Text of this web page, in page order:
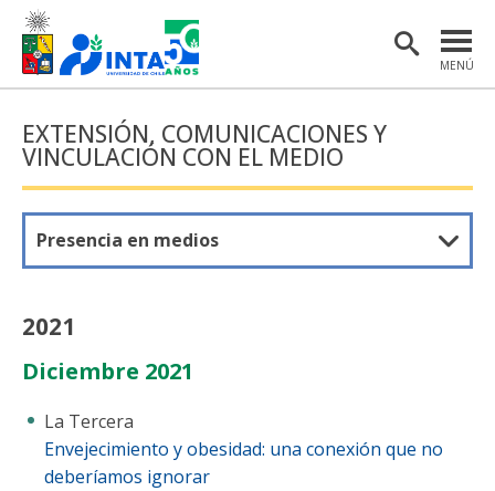
MENÚ
INSTITUTO
INVESTIGACIÓN
Estudiantes
Académicas/os
EXTENSIÓN, COMUNICACIONES Y
VINCULACIÓN CON EL MEDIO
Presencia en medios
2021
Diciembre 2021
La Tercera
Envejecimiento y obesidad: una conexión que no
deberíamos ignorar